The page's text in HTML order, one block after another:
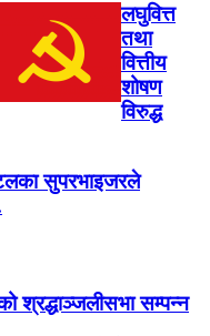
लघुवित्त
तथा
वित्तीय
शोषण
विरुद्ध
सुपरभाइजरले
श्रद्धाञ्जलीसभा सम्पन्न